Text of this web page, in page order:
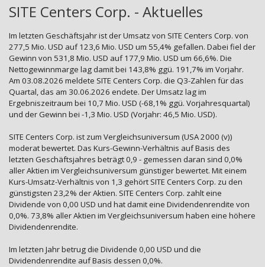
SITE Centers Corp. - Aktuelles
Im letzten Geschäftsjahr ist der Umsatz von SITE Centers Corp. von
277,5 Mio. USD auf 123,6 Mio. USD um 55,4% gefallen. Dabei fiel der
Gewinn von 531,8 Mio. USD auf 177,9 Mio. USD um 66,6%. Die
Nettogewinnmarge lag damit bei 143,8% ggü. 191,7% im Vorjahr.
Am 03.08.2026 meldete SITE Centers Corp. die Q3-Zahlen für das
Quartal, das am 30.06.2026 endete. Der Umsatz lag im
Ergebniszeitraum bei 10,7 Mio. USD (-68,1% ggü. Vorjahresquartal)
und der Gewinn bei -1,3 Mio. USD (Vorjahr: 46,5 Mio. USD).
SITE Centers Corp. ist zum Vergleichsuniversum (USA 2000 (v))
moderat bewertet. Das Kurs-Gewinn-Verhältnis auf Basis des
letzten Geschäftsjahres beträgt 0,9 - gemessen daran sind 0,0%
aller Aktien im Vergleichsuniversum günstiger bewertet. Mit einem
Kurs-Umsatz-Verhältnis von 1,3 gehört SITE Centers Corp. zu den
günstigsten 23,2% der Aktien. SITE Centers Corp. zahlt eine
Dividende von 0,00 USD und hat damit eine Dividendenrendite von
0,0%. 73,8% aller Aktien im Vergleichsuniversum haben eine höhere
Dividendenrendite.
Im letzten Jahr betrug die Dividende 0,00 USD und die
Dividendenrendite auf Basis dessen 0,0%.